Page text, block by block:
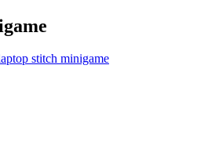
stitch minigame